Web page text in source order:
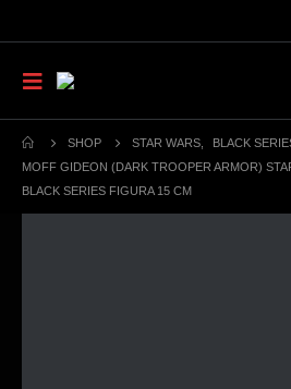
SHOP STAR WARS
BLACK
MOFF GIDEON (DARK TROOPER ARMOR)
BLACK SERIES FIGURA 15 CM